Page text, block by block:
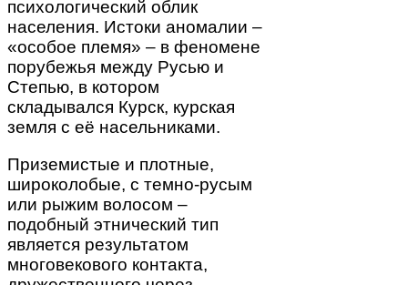
психологический облик
населения. Истоки аномалии –
«особое племя» – в феномене
порубежья между Русью и
Степью, в котором
складывался Курск, курская
земля с её насельниками.
Приземистые и плотные,
широколобые, с темно-русым
или рыжим волосом –
подобный этнический тип
является результатом
многовекового контакта,